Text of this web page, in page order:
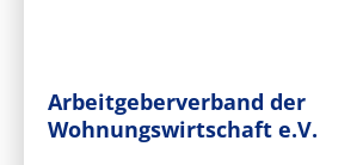
Arbeitgeberverband der
Wohnungswirtschaft e.V.